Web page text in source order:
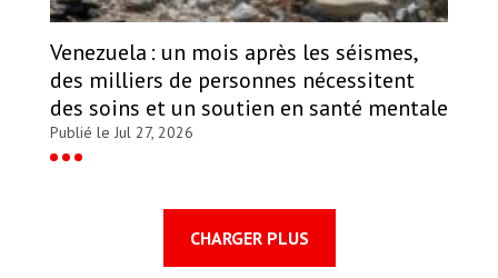
Venezuela : un mois après les séismes,
des milliers de personnes nécessitent
des soins et un soutien en santé mentale
Publié le Jul 27, 2026
CHARGER PLUS